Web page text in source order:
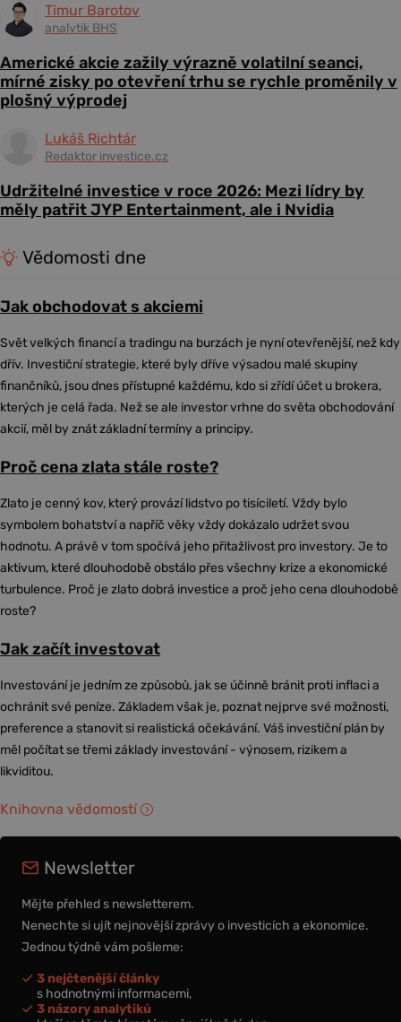
Timur Barotov
analytik BHS
Americké akcie zažily výrazně volatilní seanci,
mírné zisky po otevření trhu se rychle proměnily v
plošný výprodej
Lukáš Richtár
Redaktor investice.cz
Udržitelné investice v roce 2026: Mezi lídry by
měly patřit JYP Entertainment, ale i Nvidia
Vědomosti dne
Jak obchodovat s akciemi
Svět velkých financí a tradingu na burzách je nyní otevřenější, než kdy
dřív. Investiční strategie, které byly dříve výsadou malé skupiny
finančníků, jsou dnes přístupné každému, kdo si zřídí účet u brokera,
kterých je celá řada. Než se ale investor vrhne do světa obchodování
akcií, měl by znát základní termíny a principy.
Proč cena zlata stále roste?
Zlato je cenný kov, který provází lidstvo po tisíciletí. Vždy bylo
symbolem bohatství a napříč věky vždy dokázalo udržet svou
hodnotu. A právě v tom spočívá jeho přitažlivost pro investory. Je to
aktivum, které dlouhodobě obstálo přes všechny krize a ekonomické
turbulence. Proč je zlato dobrá investice a proč jeho cena dlouhodobě
roste?
Jak začít investovat
Investování je jedním ze způsobů, jak se účinně bránit proti inflaci a
ochránit své peníze. Základem však je, poznat nejprve své možnosti,
preference a stanovit si realistická očekávání. Váš investiční plán by
měl počítat se třemi základy investování - výnosem, rizikem a
likviditou.
Knihovna vědomostí
Newsletter
Mějte přehled s newsletterem.
Nenechte si ujít nejnovější zprávy o investicích a ekonomice.
Jednou týdně vám pošleme:
3 nejčtenější články
s hodnotnými informacemi,
3 názory analytiků